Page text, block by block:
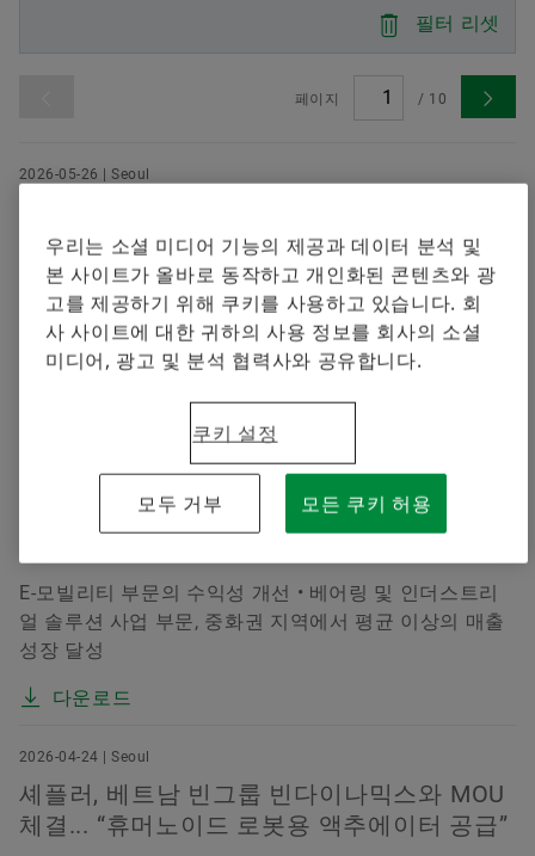
지금 주문하기
필터 리셋
페이지 / 10
2026-05-26 | Seoul
(EVERGREEN)’ 13기 본격 활동… 오는 8월 베
트남서 물 관련 봉사활동 전개
8월 베트남 봉사활동에 앞서 사전 활동 진행 • 정수기 설
치 지원 및 식수 위생 및 물 안전, 기후 인식 교육 봉사 예
2026-05-12 | Seoul
셰플러 그룹, 2026년 순조로운 출발...1분기
E-모빌리티 부문의 수익성 개선 • 베어링 및 인더스트리
얼 솔루션 사업 부문, 중화권 지역에서 평균 이상의 매출
성장 달성
다운로드
2026-04-24 | Seoul
셰플러, 베트남 빈그룹 빈다이나믹스와 MOU
체결... “휴머노이드 로봇용 액추에이터 공급”
우리는 소셜 미디어 기능의 제공과 데이터 분석 및
본 사이트가 올바로 동작하고 개인화된 콘텐츠와 광
고를 제공하기 위해 쿠키를 사용하고 있습니다. 회
사 사이트에 대한 귀하의 사용 정보를 회사의 소셜
미디어, 광고 및 분석 협력사와 공유합니다.
쿠키 설정
모두 거부 모든 쿠키 허용